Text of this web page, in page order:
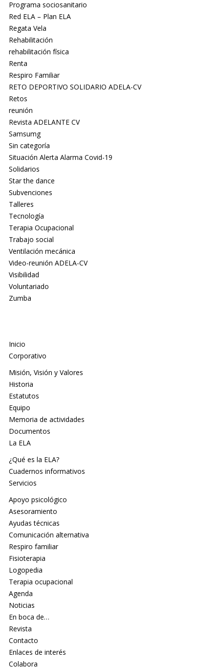
Programa sociosanitario
Red ELA – Plan ELA
Regata Vela
Rehabilitación
rehabilitación física
Renta
Respiro Familiar
RETO DEPORTIVO SOLIDARIO ADELA-CV
Retos
reunión
Revista ADELANTE CV
Samsumg
Sin categoría
Situación Alerta Alarma Covid-19
Solidarios
Star the dance
Subvenciones
Talleres
Tecnología
Terapia Ocupacional
Trabajo social
Ventilación mecánica
Video-reunión ADELA-CV
Visibilidad
Voluntariado
Zumba
Inicio
Corporativo
Misión, Visión y Valores
Historia
Estatutos
Equipo
Memoria de actividades
Documentos
La ELA
¿Qué es la ELA?
Cuadernos informativos
Servicios
Apoyo psicológico
Asesoramiento
Ayudas técnicas
Comunicación alternativa
Respiro familiar
Fisioterapia
Logopedia
Terapia ocupacional
Agenda
Noticias
En boca de…
Revista
Contacto
Enlaces de interés
Colabora